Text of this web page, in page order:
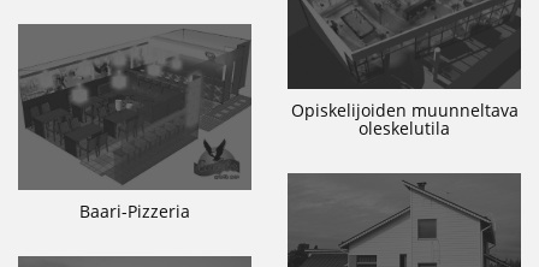
Opiskelijoiden muunneltava
oleskelutila
Baari-Pizzeria